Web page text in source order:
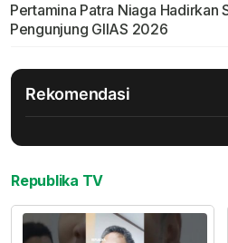
Pertamina Patra Niaga Hadirkan
Pengunjung GIIAS 2026
Rekomendasi
Republika TV